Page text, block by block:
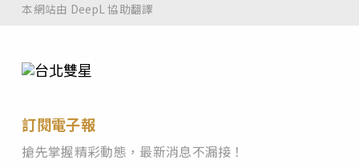
本網站由 DeepL 協助翻譯
訂閱電子報
搶先掌握精彩動態，最新消息不漏接！